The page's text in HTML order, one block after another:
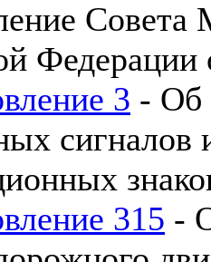
Совета
Федерации
3 - Об
сигналов
315 -